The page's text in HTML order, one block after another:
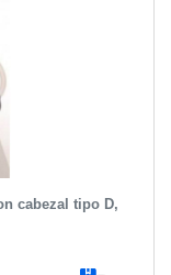
cabezal tipo D,